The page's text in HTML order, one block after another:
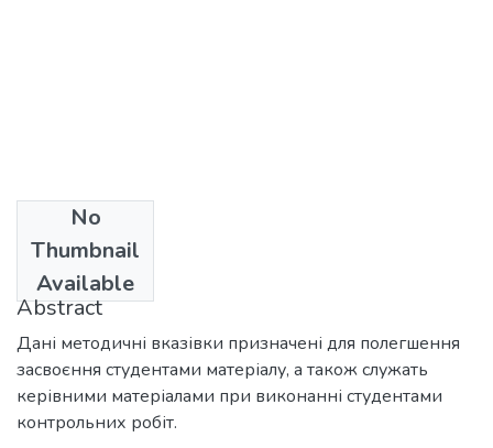
No
Thumbnail
Available
2010
Abstract
Дані методичні вказівки призначені для полегшення
засвоєння студентами матеріалу, а також служать
керівними матеріалами при виконанні студентами
контрольних робіт.